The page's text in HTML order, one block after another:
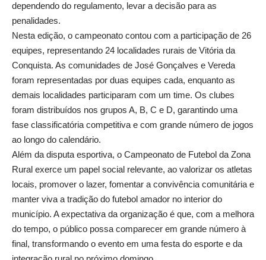
dependendo do regulamento, levar a decisão para as
penalidades.
Nesta edição, o campeonato contou com a participação de 26
equipes, representando 24 localidades rurais de Vitória da
Conquista. As comunidades de José Gonçalves e Vereda
foram representadas por duas equipes cada, enquanto as
demais localidades participaram com um time. Os clubes
foram distribuídos nos grupos A, B, C e D, garantindo uma
fase classificatória competitiva e com grande número de jogos
ao longo do calendário.
Além da disputa esportiva, o Campeonato de Futebol da Zona
Rural exerce um papel social relevante, ao valorizar os atletas
locais, promover o lazer, fomentar a convivência comunitária e
manter viva a tradição do futebol amador no interior do
município. A expectativa da organização é que, com a melhora
do tempo, o público possa comparecer em grande número à
final, transformando o evento em uma festa do esporte e da